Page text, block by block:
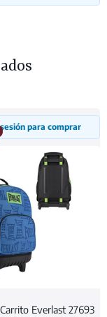
para comprar
Everlast 27693